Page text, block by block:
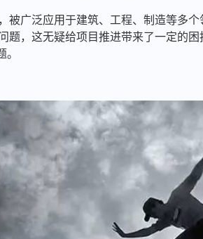
被广泛应用于建筑、工程、制造等多个
题，这无疑给项目推进带来了一定的